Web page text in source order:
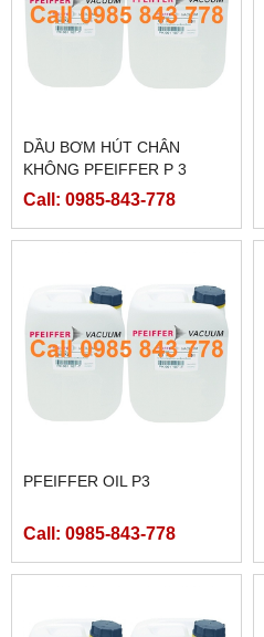
DẦU BƠM HÚT CHÂN
KHÔNG PFEIFFER P 3
Call: 0985-843-778
PFEIFFER OIL P3
Call: 0985-843-778